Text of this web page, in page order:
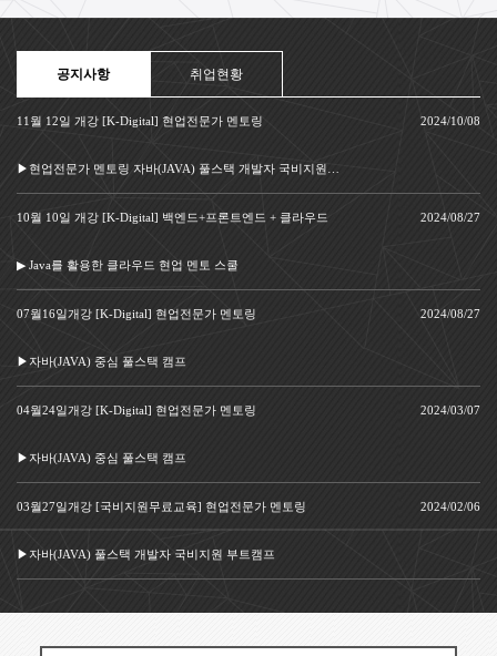
공지사항 취업현황
11월 12일 개강 [K-Digital] 현업전문가 멘토링
▶현업전문가 멘토링 자바(JAVA) 풀스택 개발자 국비지원 부트캠프
2024/10/08
10월 10일 개강 [K-Digital] 백엔드+프론트엔드 + 클라우드
▶ Java를 활용한 클라우드 현업 멘토 스쿨
2024/08/27
07월16일개강 [K-Digital] 현업전문가 멘토링
▶자바(JAVA) 중심 풀스택 캠프
2024/08/27
04월24일개강 [K-Digital] 현업전문가 멘토링
▶자바(JAVA) 중심 풀스택 캠프
2024/03/07
03월27일개강 [국비지원무료교육] 현업전문가 멘토링
▶자바(JAVA) 풀스택 개발자 국비지원 부트캠프
2024/02/06